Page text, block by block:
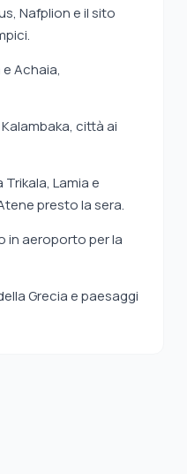
Nafplion e il sito
Achaia,
città ai
Lamia e
presto la sera.
in aeroporto per la
Grecia e paesaggi